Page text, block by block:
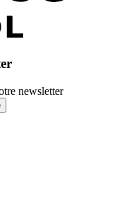
newsletter